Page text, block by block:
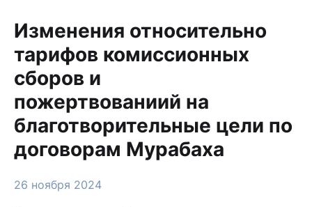
Изменения относительно
тарифов комиссионных
сборов и
пожертвованиий на
благотворительные цели по
договорам Мурабаха
26 ноября 2024